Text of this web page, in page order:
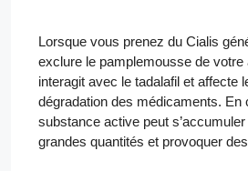
Lorsque vous prenez du Cialis
exclure le pamplemousse de votre
interagit avec le tadalafil et affecte
dégradation des médicaments. En
substance active peut
grandes quantités et provoquer